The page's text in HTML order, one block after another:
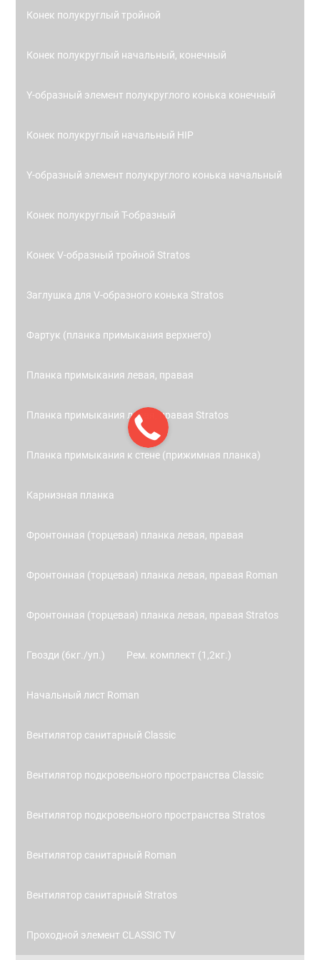
Конек полукруглый тройной
Конек полукруглый начальный, конечный
Y-образный элемент полукруглого конька конечный
Конек полукруглый начальный HIP
Y-образный элемент полукруглого конька начальный
Конек полукруглый Т-образный
Конек V-образный тройной Stratos
Заглушка для V-образного конька Stratos
Фартук (планка примыкания верхнего)
Планка примыкания левая, правая
Планка примыкания левая, правая Stratos
Планка примыкания к стене (прижимная планка)
Карнизная планка
Фронтонная (торцевая) планка левая, правая
Фронтонная (торцевая) планка левая, правая Roman
Фронтонная (торцевая) планка левая, правая Stratos
Гвозди (6кг./уп.) Рем. комплект (1,2кг.)
Начальный лист Roman
Вентилятор санитарный Classic
Вентилятор подкровельного пространства Classic
Вентилятор подкровельного пространства Stratos
Вентилятор санитарный Roman
Вентилятор санитарный Stratos
Проходной элемент CLASSIC TV